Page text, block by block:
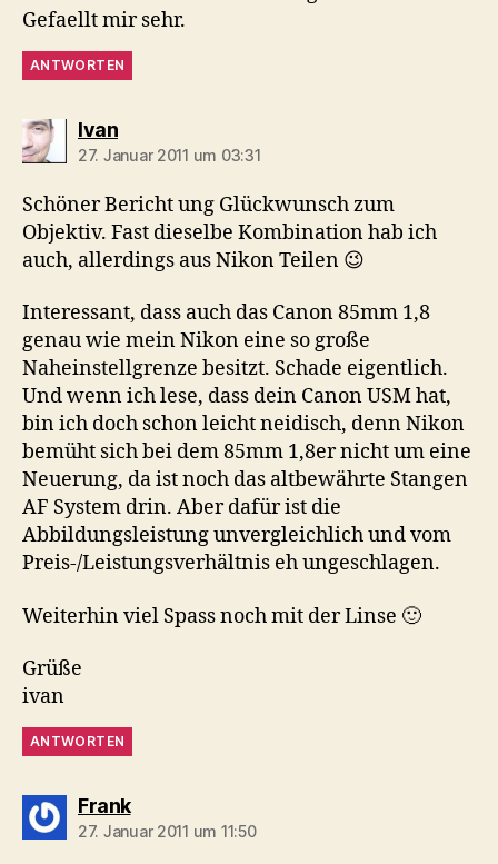
Gefaellt mir sehr.
ANTWORTEN
Ivansagt:
27. Januar 2011 um 03:31
Schöner Bericht ung Glückwunsch zum
Objektiv. Fast dieselbe Kombination hab ich
auch, allerdings aus Nikon Teilen 😉
Interessant, dass auch das Canon 85mm 1,8
genau wie mein Nikon eine so große
Naheinstellgrenze besitzt. Schade eigentlich.
Und wenn ich lese, dass dein Canon USM hat,
bin ich doch schon leicht neidisch, denn Nikon
bemüht sich bei dem 85mm 1,8er nicht um eine
Neuerung, da ist noch das altbewährte Stangen
AF System drin. Aber dafür ist die
Abbildungsleistung unvergleichlich und vom
Preis-/Leistungsverhältnis eh ungeschlagen.
Weiterhin viel Spass noch mit der Linse 🙂
Grüße
ivan
ANTWORTEN
Franksagt:
27. Januar 2011 um 11:50